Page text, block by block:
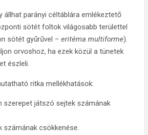
állhat parányi céltáblára emlékeztető
sötét foltok világosabb területtel
sötét gyűrűvel – eritéma multiforme).
orvoshoz, ha ezek közül a tünetek
észleli.
ritka mellékhatások:
szerepet játszó sejtek számának
számának csökkenése.